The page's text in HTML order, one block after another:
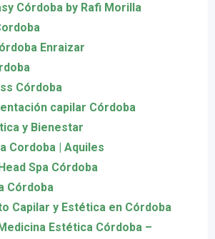
Córdoba by Rafi Morilla
Enraizar
Córdoba
capilar Córdoba
y Bienestar
Cordoba | Aquiles
Spa Córdoba
Córdoba
Capilar y Estética en Córdoba
Estética Córdoba –